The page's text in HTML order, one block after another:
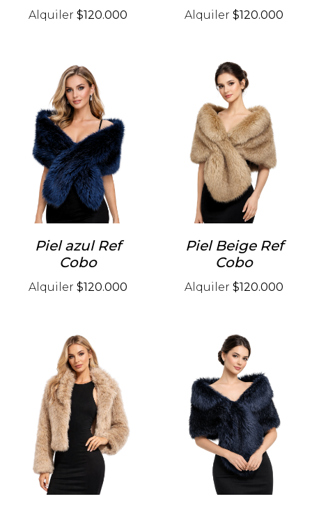
Alquiler $120.000 Alquiler $120.000
Piel azul Ref
Cobo
Alquiler $120.000
Piel Beige Ref
Cobo
Alquiler $120.000